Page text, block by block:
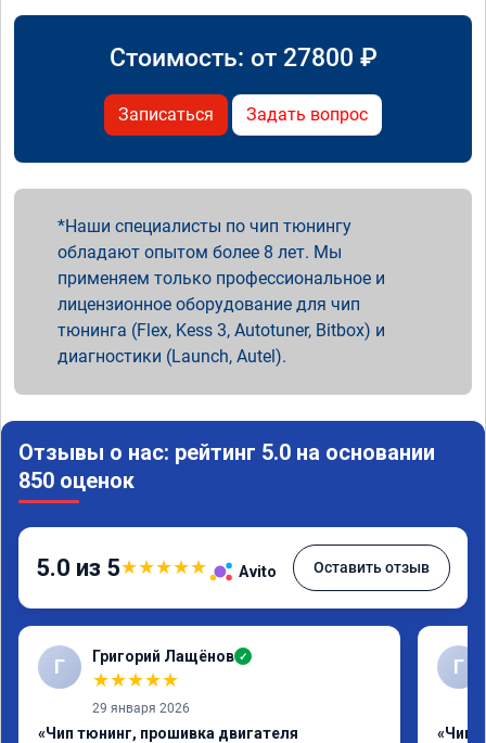
Стоимость: от 27800 ₽
Записаться Задать вопрос
Наши специалисты по чип тюнингу
обладают опытом более 8 лет. Мы
применяем только профессиональное и
лицензионное оборудование для чип
тюнинга (Flex, Kess 3, Autotuner, Bitbox) и
диагностики (Launch, Autel).
Отзывы о нас: рейтинг 5.0 на основании
850 оценок
5.0 из 5★★★★★ Avito Оставить отзыв
Г Григорий Лащёнов ✓
★★★★★
29 января 2026
«Чип тюнинг, прошивка двигателя
Г
«Чип